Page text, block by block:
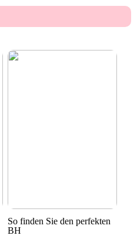
So finden Sie den perfekten
BH